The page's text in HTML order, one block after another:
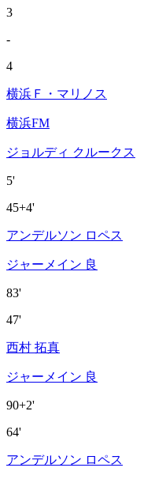
3
-
4
横浜Ｆ・マリノス
横浜FM
ジョルディ クルークス
5'
45+4'
アンデルソン ロペス
ジャーメイン 良
83'
47'
西村 拓真
ジャーメイン 良
90+2'
64'
アンデルソン ロペス